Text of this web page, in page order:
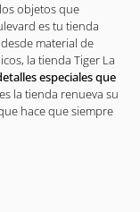
objetos que
es tu tienda
material de
la tienda Tiger La
especiales que
la tienda renueva su
hace que siempre